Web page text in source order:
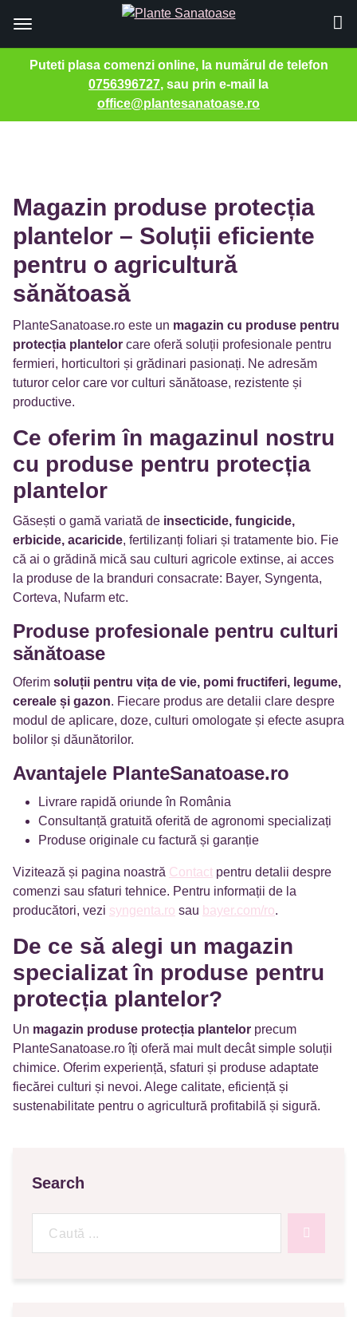
Puteti plasa comenzi online, la numărul de telefon
0756396727, sau prin e-mail la
office@plantesanatoase.ro
Magazin produse protecția
plantelor – Soluții eficiente
pentru o agricultură
sănătoasă
PlanteSanatoase.ro este un magazin cu produse pentru
protecția plantelor care oferă soluții profesionale pentru
fermieri, horticultori și grădinari pasionați. Ne adresăm
tuturor celor care vor culturi sănătoase, rezistente și
productive.
Ce oferim în magazinul nostru
cu produse pentru protecția
plantelor
Găsești o gamă variată de insecticide, fungicide,
erbicide, acaricide, fertilizanți foliari și tratamente bio. Fie
că ai o grădină mică sau culturi agricole extinse, ai acces
la produse de la branduri consacrate: Bayer, Syngenta,
Corteva, Nufarm etc.
Produse profesionale pentru culturi
sănătoase
Oferim soluții pentru vița de vie, pomi fructiferi, legume,
cereale și gazon. Fiecare produs are detalii clare despre
modul de aplicare, doze, culturi omologate și efecte asupra
bolilor și dăunătorilor.
Avantajele PlanteSanatoase.ro
Livrare rapidă oriunde în România
Consultanță gratuită oferită de agronomi specializați
Produse originale cu factură și garanție
Vizitează și pagina noastră Contact pentru detalii despre
comenzi sau sfaturi tehnice. Pentru informații de la
producători, vezi syngenta.ro sau bayer.com/ro.
De ce să alegi un magazin
specializat în produse pentru
protecția plantelor?
Un magazin produse protecția plantelor precum
PlanteSanatoase.ro îți oferă mai mult decât simple soluții
chimice. Oferim experiență, sfaturi și produse adaptate
fiecărei culturi și nevoi. Alege calitate, eficiență și
sustenabilitate pentru o agricultură profitabilă și sigură.
Search
după: